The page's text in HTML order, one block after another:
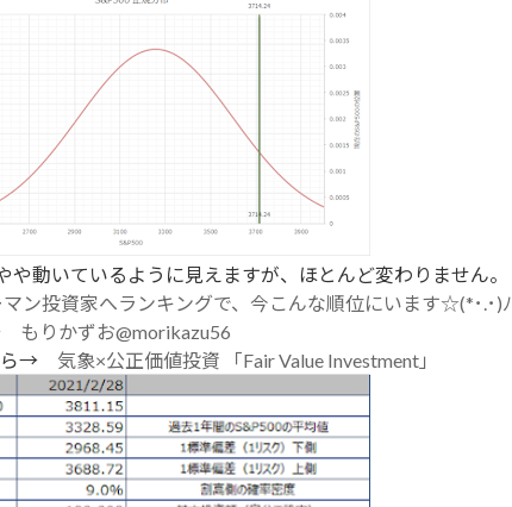
動いているように見えますが、ほとんど変わりません。
ランキングで、今こんな順位にいます☆(*･.･)ﾉ
もりかずお@morikazu56
ら→ 気象×公正価値投資 「Fair Value Investment」